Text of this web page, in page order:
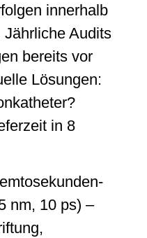
innerhalb
Audits
bereits vor
Lösungen:
in 8
nm, 10 ps) –